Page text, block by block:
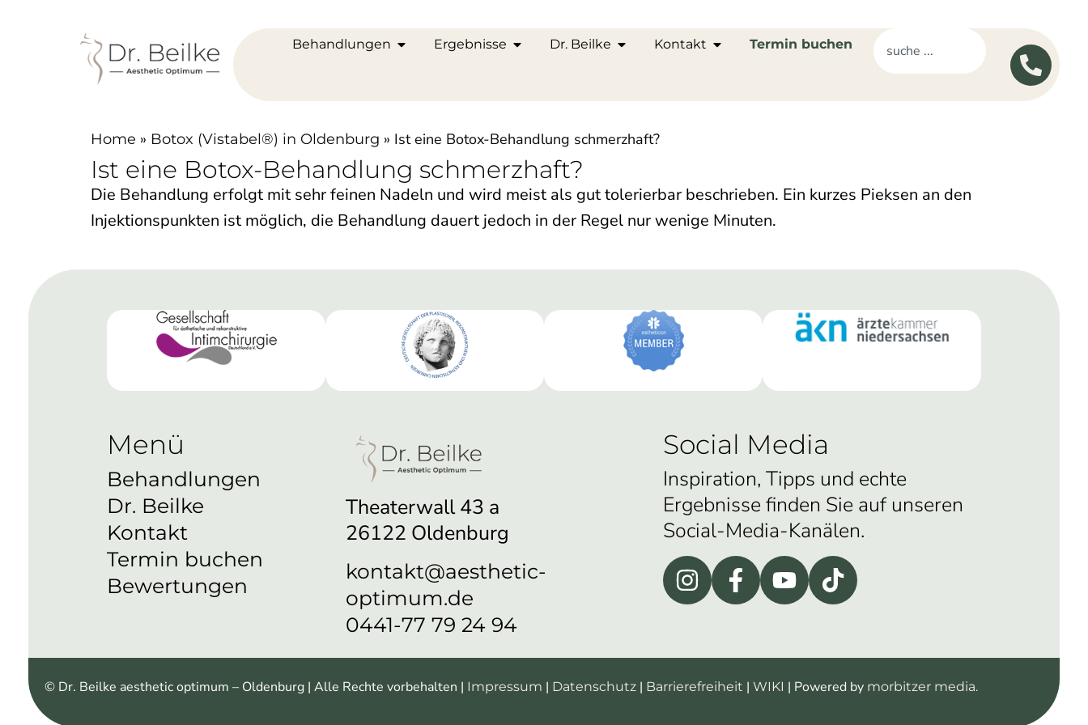
Behandlungen Ergebnisse Dr. Beilke Kontakt Termin buchen
Home » Botox (Vistabel®) in Oldenburg » Ist eine Botox-Behandlung schmerzhaft?
Ist eine Botox-Behandlung schmerzhaft?
Die Behandlung erfolgt mit sehr feinen Nadeln und wird meist als gut tolerierbar beschrieben. Ein kurzes Pieksen an den
Injektionspunkten ist möglich, die Behandlung dauert jedoch in der Regel nur wenige Minuten.
Menü
Behandlungen
Dr. Beilke
Kontakt
Termin buchen
Bewertungen
Theaterwall 43 a
26122 Oldenburg
kontakt@aesthetic-
optimum.de
0441-77 79 24 94
Social Media
Inspiration, Tipps und echte
Ergebnisse finden Sie auf unseren
Social-Media-Kanälen.
© Dr. Beilke aesthetic optimum – Oldenburg | Alle Rechte vorbehalten | Impressum | Datenschutz | Barrierefreiheit | WIKI | Powered by morbitzer media.